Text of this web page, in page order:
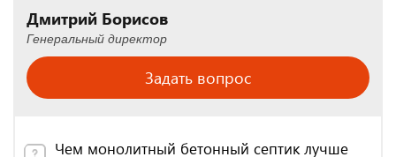
Дмитрий Борисов
Генеральный директор
Задать вопрос
Чем монолитный бетонный септик лучше